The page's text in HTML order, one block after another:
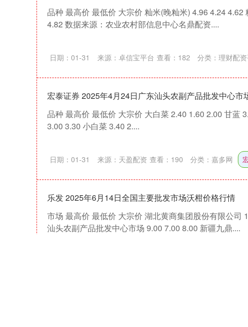
品种 最高价 最低价 大宗价 籼米(晚籼米) 4.96 4.24 4.62
4.82 数据来源：农业农村部信息中心名鼎配资....
日期：01-31 来源：卓信宝平台 查看： 182 分类： 理财配
宏泰证券 2025年4月24日广东汕头农副产品批发中心市
品种 最高价 最低价 大宗价 大白菜 2.40 1.60 2.00 甘蓝
3.00 3.30 小白菜 3.40 2....
日期：01-31 来源：天盈配资 查看： 190 分类： 嘉多网
乐发 2025年6月14日全国主要批发市场沃柑价格行情
市场 最高价 最低价 大宗价 湖北黄商集团股份有限公司
汕头农副产品批发中心市场 9.00 7.00 8.00 新疆九鼎....